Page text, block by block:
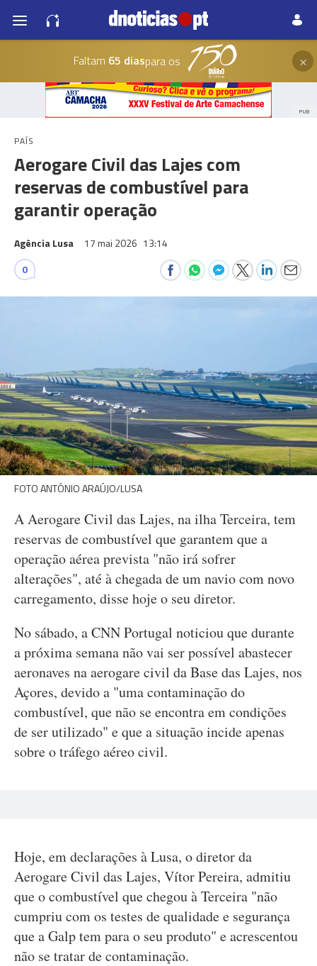
Faltam 65 diaspara os ×
PUB
PAÍS
Aerogare Civil das Lajes com
reservas de combustível para
garantir operação
Agência Lusa 17 mai 2026 13:14
0
FOTO ANTÓNIO ARAÚJO/LUSA
A Aerogare Civil das Lajes, na ilha Terceira, tem
reservas de combustível que garantem que a
operação aérea prevista "não irá sofrer
alterações", até à chegada de um navio com novo
carregamento, disse hoje o seu diretor.
No sábado, a CNN Portugal noticiou que durante
a próxima semana não vai ser possível abastecer
aeronaves na aerogare civil da Base das Lajes, nos
Açores, devido a "uma contaminação do
combustível, que não se encontra em condições
de ser utilizado" e que a situação incide apenas
sobre o tráfego aéreo civil.
Hoje, em declarações à Lusa, o diretor da
Aerogare Civil das Lajes, Vítor Pereira, admitiu
que o combustível que chegou à Terceira "não
cumpriu com os testes de qualidade e segurança
que a Galp tem para o seu produto" e acrescentou
não se tratar de contaminação.